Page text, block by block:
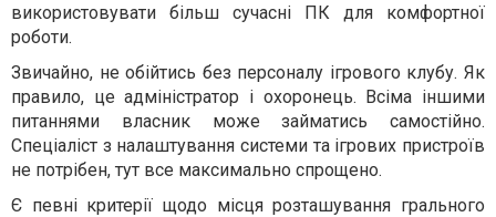
використовувати більш сучасні ПК для комфортної
роботи.
Звичайно, не обійтись без персоналу ігрового клубу. Як
правило, це адміністратор і охоронець. Всіма іншими
питаннями власник може займатись самостійно.
Спеціаліст з налаштування системи та ігрових пристроїв
не потрібен, тут все максимально спрощено.
Є певні критерії щодо місця розташування грального